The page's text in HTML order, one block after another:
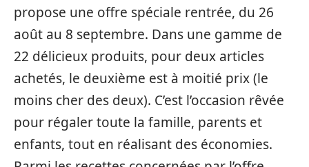
propose une offre spéciale rentrée, du 26
août au 8 septembre. Dans une gamme de
22 délicieux produits, pour deux articles
achetés, le deuxième est à moitié prix (le
moins cher des deux). C’est l’occasion rêvée
pour régaler toute la famille, parents et
enfants, tout en réalisant des économies.